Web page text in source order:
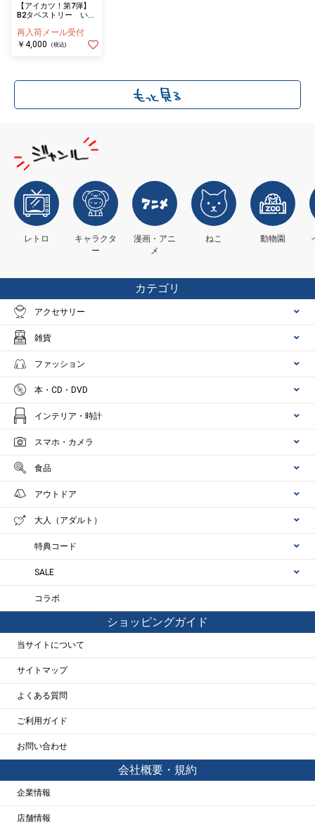
【アイカツ！第7弾】
B2タペストリー いち
再入荷メール受付
￥4,000
(税込)
レトロ
キャラクタ
ー
漫画・アニ
メ
ねこ 動物園
カテゴリ
アクセサリー
雑貨
ファッション
本・CD・DVD
インテリア・時計
スマホ・カメラ
食品
アウトドア
大人（アダルト）
特典コード
SALE
コラボ
ショッピングガイド
当サイトについて
サイトマップ
よくある質問
ご利用ガイド
お問い合わせ
会社概要・規約
企業情報
店舗情報